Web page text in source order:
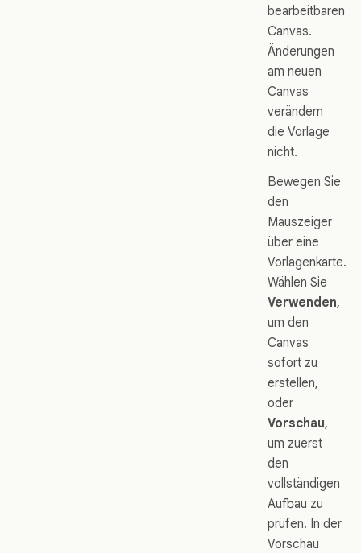
bearbeitbaren
Canvas.
Änderungen
am neuen
Canvas
verändern
die Vorlage
nicht.
Bewegen Sie
den
Mauszeiger
über eine
Vorlagenkarte.
Wählen Sie
Verwenden,
um den
Canvas
sofort zu
erstellen,
oder
Vorschau,
um zuerst
den
vollständigen
Aufbau zu
prüfen. In der
Vorschau